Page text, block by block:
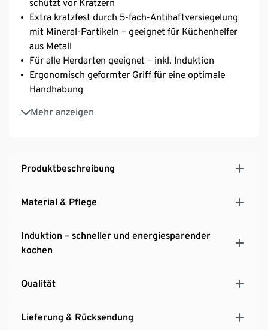
schützt vor Kratzern
Extra kratzfest durch 5-fach-Antihaftversiegelung
mit Mineral-Partikeln – geeignet für Küchenhelfer
aus Metall
Für alle Herdarten geeignet – inkl. Induktion
Ergonomisch geformter Griff für eine optimale
Handhabung
Mehr anzeigen
Innovativer und patentierter Radiant-
Induktionsboden – schnelle Hitzeaufnahme und
Wärmeverteilung
Energieeffizient durch verkürzte Aufheizdauer
Produktbeschreibung
Material & Pflege
Induktion – schneller und energiesparender
kochen
Qualität
Lieferung & Rücksendung